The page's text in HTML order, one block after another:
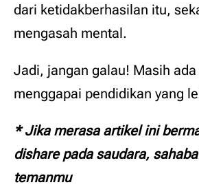
dari ketidakberhasilan itu,
mengasah mental.
Jadi, jangan galau! Masih
menggapai pendidikan yang
* Jika merasa artikel ini
dishare pada saudara,
temanmu